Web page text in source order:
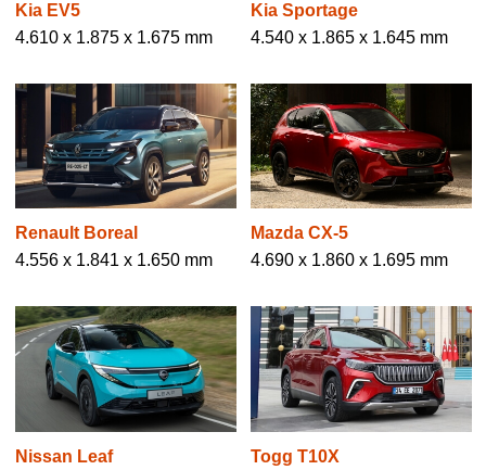
Kia EV5
4.610 x 1.875 x 1.675 mm
Kia Sportage
4.540 x 1.865 x 1.645 mm
Renault Boreal
4.556 x 1.841 x 1.650 mm
Mazda CX-5
4.690 x 1.860 x 1.695 mm
Nissan Leaf
Togg T10X